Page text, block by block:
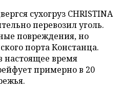
сухогруз CHRISTINA
перевозил уголь.
повреждения, но
порта Констанца.
настоящее время
примерно в 20